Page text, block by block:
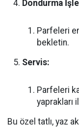
Dondurma
Parfeleri
bekletin.
Servis:
Parfeleri
yaprakları
Bu özel tatlı, yaz